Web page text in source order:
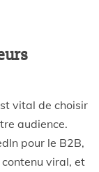
vital de choisir
audience.
pour le B2B,
viral, et